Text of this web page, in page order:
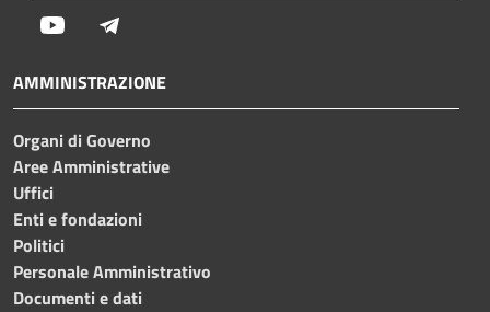
Youtube
AMMINISTRAZIONE
Organi di Governo
Aree Amministrative
Uffici
Enti e fondazioni
Politici
Personale Amministrativo
Documenti e dati